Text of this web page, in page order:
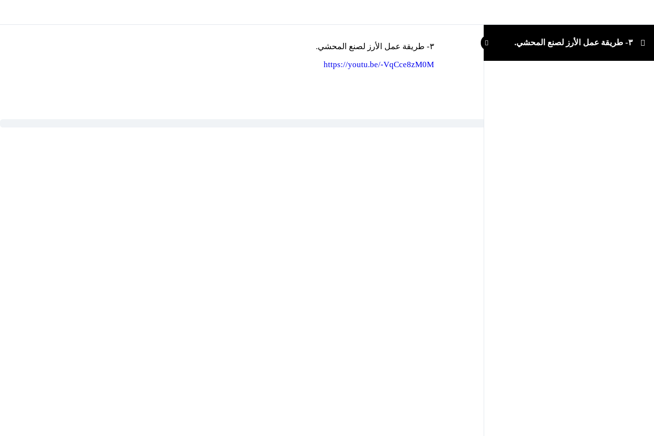
٣- طريقة عمل الأرز لصنع المحشي.
٣- طريقة عمل الأرز لصنع المحشي.
https://youtu.be/-VqCce8zM0M